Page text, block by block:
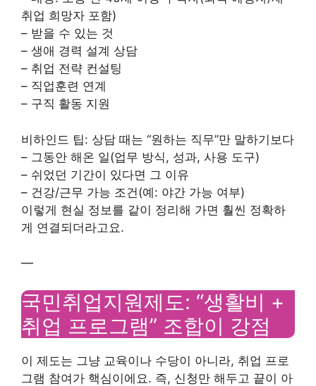
취업 희망자 포함)
– 받을 수 있는 것
– 생애 경력 설계 상담
– 취업 전략 컨설팅
– 직업훈련 연계
– 구직 활동 지원
비하인드 팁: 상담 때는 “원하는 직무”만 말하기보다
– 그동안 해온 일(업무 방식, 성과, 사용 도구)
– 쉬었던 기간이 있다면 그 이유
– 건강/근무 가능 조건(예: 야간 가능 여부)
이렇게 현실 정보를 같이 정리해 가면 훨씬 정확하
게 연결되더라고요.
—
국민취업지원제도: “생활비 +
취업 프로그램” 조합이 강점
이 제도는 그냥 교육이나 수당이 아니라, 취업 프로
그램 참여가 핵심이에요. 즉, 신청만 해두고 끝이 아